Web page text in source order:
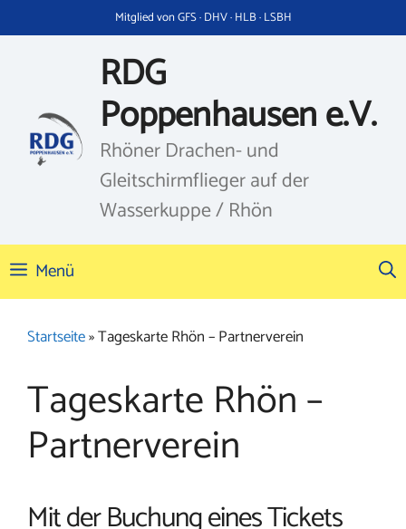
Inhalt
Mitglied von GFS · DHV · HLB · LSBH
RDG
Poppenhausen e.V.
Rhöner Drachen- und
Gleitschirmflieger auf der
Wasserkuppe / Rhön
Menü
Startseite»Tageskarte Rhön – Partnerverein
Tageskarte Rhön –
Partnerverein
Mit der Buchung eines Tickets